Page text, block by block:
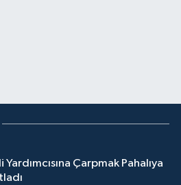
Yardımcısına Çarpmak Pahalıya